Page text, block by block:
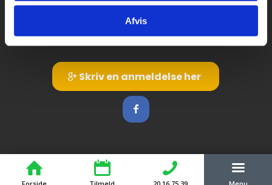
Afvis
Førstehjælp
Skriv en anmeldelse her